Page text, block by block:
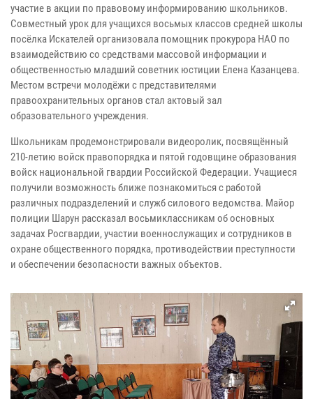
участие в акции по правовому информированию школьников.
Совместный урок для учащихся восьмых классов средней школы
посёлка Искателей организовала помощник прокурора НАО по
взаимодействию со средствами массовой информации и
общественностью младший советник юстиции Елена Казанцева.
Местом встречи молодёжи с представителями
правоохранительных органов стал актовый зал
образовательного учреждения.
Школьникам продемонстрировали видеоролик, посвящённый
210-летию войск правопорядка и пятой годовщине образования
войск национальной гвардии Российской Федерации. Учащиеся
получили возможность ближе познакомиться с работой
различных подразделений и служб силового ведомства. Майор
полиции Шарун рассказал восьмиклассникам об основных
задачах Росгвардии, участии военнослужащих и сотрудников в
охране общественного порядка, противодействии преступности
и обеспечении безопасности важных объектов.